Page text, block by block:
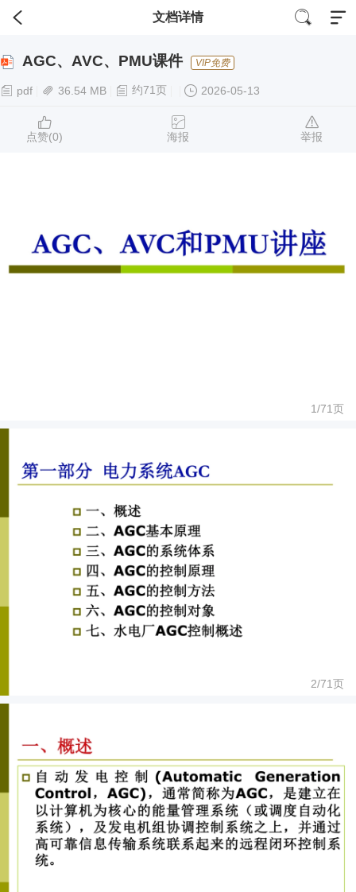
文档详情
AGC、AVC、PMU课件 VIP免费
pdf 36.54 MB 约71页 2026-05-13
点赞(0) 海报 举报
1/71页
2/71页